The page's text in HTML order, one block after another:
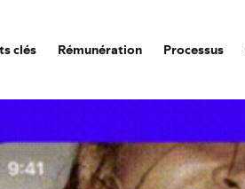
clés Rémunération Processus